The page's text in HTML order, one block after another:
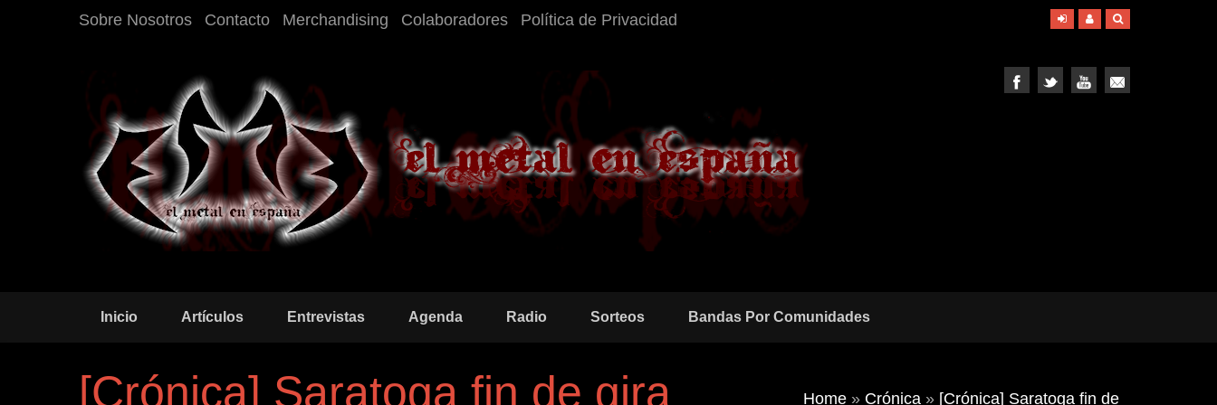
Sobre Nosotros Contacto Merchandising Colaboradores Política de Privacidad
Inicio Artículos Entrevistas Agenda Radio Sorteos Bandas Por Comunidades
[Crónica] Saratoga fin de gira Home » Crónica » [Crónica] Saratoga fin de